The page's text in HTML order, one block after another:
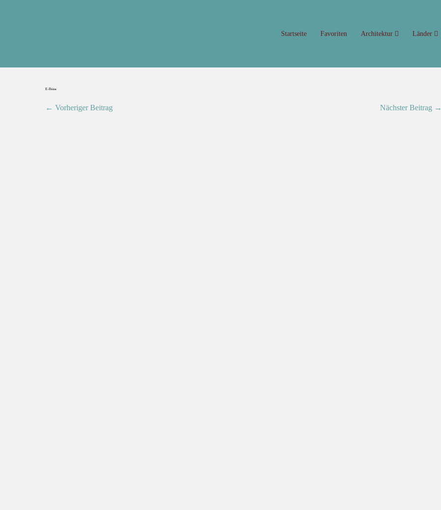
Startseite Favoriten Architektur Länder
E-Ibiza
← Vorheriger Beitrag Nächster Beitrag →